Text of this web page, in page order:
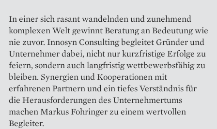
In einer sich rasant wandelnden und zunehmend
komplexen Welt gewinnt Beratung an Bedeutung wie
nie zuvor. Innosyn Consulting begleitet Gründer und
Unternehmer dabei, nicht nur kurzfristige Erfolge zu
feiern, sondern auch langfristig wettbewerbsfähig zu
bleiben. Synergien und Kooperationen mit
erfahrenen Partnern und ein tiefes Verständnis für
die Herausforderungen des Unternehmertums
machen Markus Fohringer zu einem wertvollen
Begleiter.